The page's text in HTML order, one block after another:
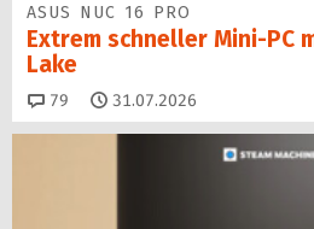
ASUS NUC 16 PRO
Extrem schneller Mini-PC
Lake
79 Kommentare
31.07.2026